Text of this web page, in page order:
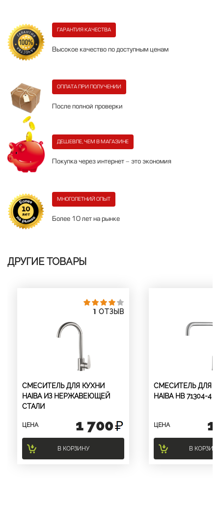
ГАРАНТИЯ КАЧЕСТВА
Высокое качество по доступным ценам
ОПЛАТА ПРИ ПОЛУЧЕНИИ
После полной проверки
ДЕШЕВЛЕ, ЧЕМ В МАГАЗИНЕ
Покупка через интернет - это экономия
МНОГОЛЕТНИЙ ОПЫТ
Более 10 лет на рынке
ДРУГИЕ ТОВАРЫ
1 ОТЗЫВ
СМЕСИТЕЛЬ ДЛЯ КУХНИ
HAIBA ИЗ НЕРЖАВЕЮЩЕЙ
СТАЛИ
ЦЕНА 1 700
В КОРЗИНУ
СМЕСИТЕЛЬ ДЛЯ
HAIBA HB 71304-4
ЦЕНА 1
В